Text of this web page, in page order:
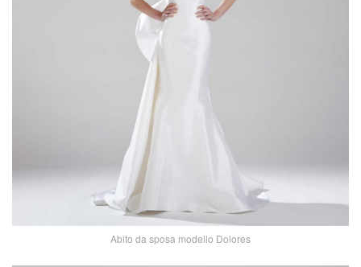
Abito da sposa modello Dolores